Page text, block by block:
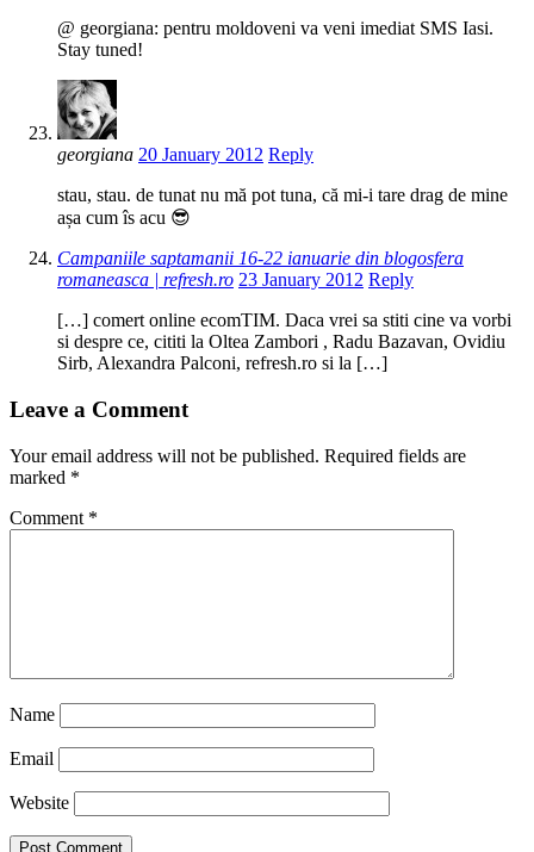
@ georgiana: pentru moldoveni va veni imediat SMS Iasi.
Stay tuned!
georgiana 20 January 2012 Reply
stau, stau. de tunat nu mă pot tuna, că mi-i tare drag de mine
așa cum îs acu 😎
Campaniile saptamanii 16-22 ianuarie din blogosfera
romaneasca | refresh.ro 23 January 2012 Reply
[…] comert online ecomTIM. Daca vrei sa stiti cine va vorbi
si despre ce, cititi la Oltea Zambori , Radu Bazavan, Ovidiu
Sirb, Alexandra Palconi, refresh.ro si la […]
Leave a Comment
Your email address will not be published. Required fields are
marked *
Comment *
Name
Email
Website